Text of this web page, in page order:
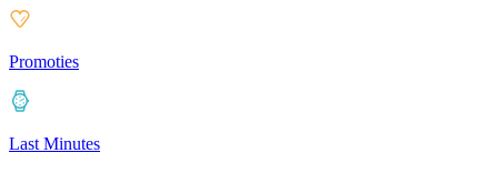
Promoties
Last Minutes